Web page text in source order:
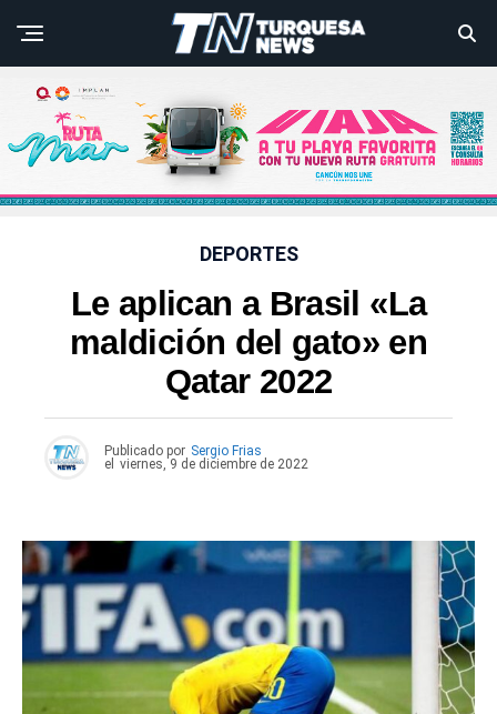
DEPORTES
Le aplican a Brasil «La
maldición del gato» en
Qatar 2022
Publicado por Sergio Frias
el viernes, 9 de diciembre de 2022